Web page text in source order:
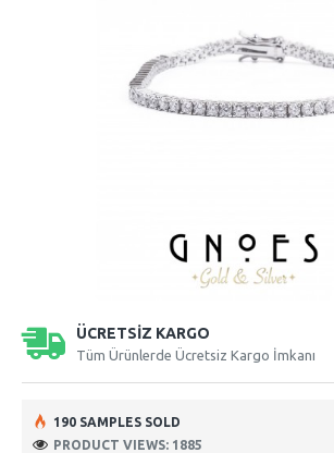
ÜCRETSİZ KARGO
Tüm Ürünlerde Ücretsiz Kargo İmkanı
190 SAMPLES SOLD
PRODUCT VIEWS: 1885